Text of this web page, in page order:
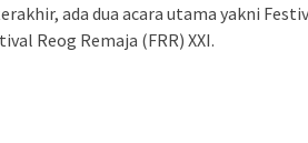
ada dua acara utama yakni
Reog Remaja (FRR) XXI.